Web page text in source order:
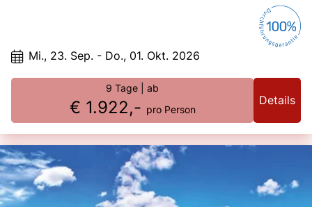
Mi., 23. Sep. - Do., 01. Okt. 2026
9 Tage | ab
€ 1.922,- pro Person
Details